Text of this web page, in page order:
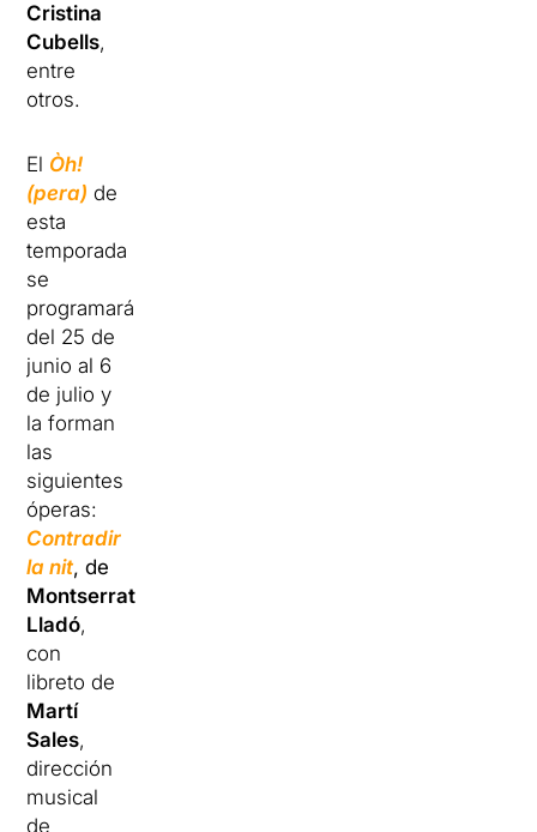
Cristina
Cubells,
entre
otros.
El Òh!
(pera) de
esta
temporada
se
programará
del 25 de
junio al 6
de julio y
la forman
las
siguientes
óperas:
Contradir
la nit, de
Montserrat
Lladó,
con
libreto de
Martí
Sales,
dirección
musical
de